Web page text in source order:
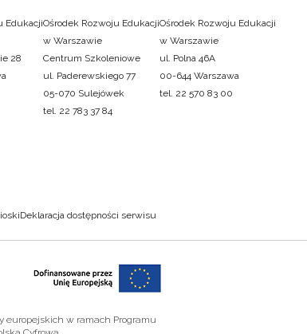
Edukacji
28
Ośrodek Rozwoju Edukacji
w Warszawie
Centrum Szkoleniowe
ul. Paderewskiego 77
05-070 Sulejówek
tel. 22 783 37 84
Ośrodek Rozwoju Edukacji
w Warszawie
ul. Polna 46A
00-644 Warszawa
tel. 22 570 83 00
Deklaracja dostępności serwisu
europejskich w ramach Programu